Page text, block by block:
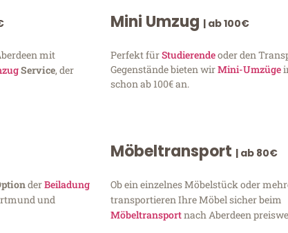
mit
Service, der
Mini Umzug | ab 100€
Perfekt fürStudierendeoder den
Gegenstände bieten wirMini-Umzüge
schon ab 100€ an.
derBeiladung
und
Möbeltransport | ab 80€
Ob ein einzelnes Möbelstück oder
transportieren Ihre Möbel sicher beim
Möbeltransportnach Aberdeen